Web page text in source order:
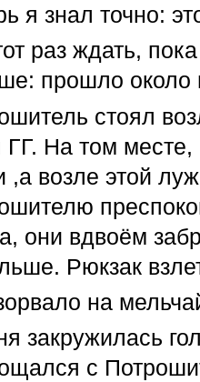
я знал точно:
раз ждать,
прошло около
стоял
На том
,а возле этой
они вдвоём
Рюкзак
на
закружилась
с